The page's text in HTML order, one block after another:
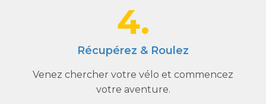
4.
Récupérez & Roulez
Venez chercher votre vélo et commencez
votre aventure.